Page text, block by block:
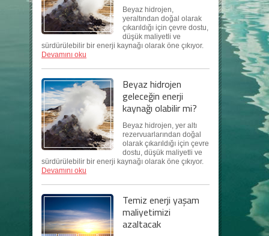
Beyaz hidrojen,
yeraltından doğal olarak
çıkarıldığı için çevre dostu,
düşük maliyetli ve
sürdürülebilir bir enerji kaynağı olarak öne çıkıyor.
Devamını oku
Beyaz hidrojen
geleceğin enerji
kaynağı olabilir mi?
Beyaz hidrojen, yer altı
rezervuarlarından doğal
olarak çıkarıldığı için çevre
dostu, düşük maliyetli ve
sürdürülebilir bir enerji kaynağı olarak öne çıkıyor.
Devamını oku
Temiz enerji yaşam
maliyetimizi
azaltacak